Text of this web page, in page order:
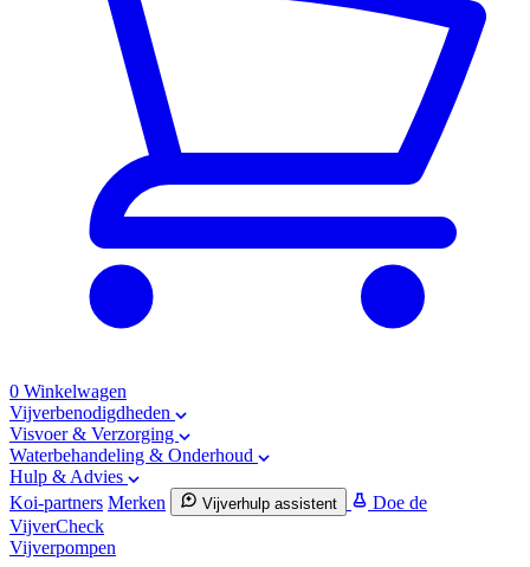
0 Winkelwagen
Vijverbenodigdheden
Visvoer & Verzorging
Waterbehandeling & Onderhoud
Hulp & Advies
Koi-partners Merken Vijverhulp assistent
Doe de
VijverCheck
Vijverpompen